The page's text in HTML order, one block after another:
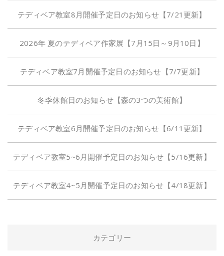
テディベア教室8月開催予定日のお知らせ【7/21更新】
2026年 夏のテディベア作家展【7月15日～9月10日】
テディベア教室7月開催予定日のお知らせ【7/7更新】
冬季休館日のお知らせ【森の3つの美術館】
テディベア教室6月開催予定日のお知らせ【6/11更新】
テディベア教室5~6月開催予定日のお知らせ【5/16更新】
テディベア教室4~5月開催予定日のお知らせ【4/18更新】
カテゴリー